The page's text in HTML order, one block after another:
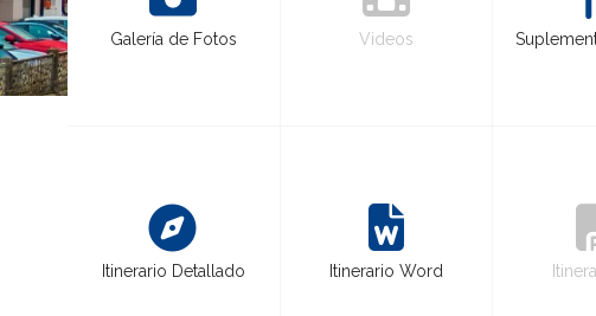
Galería de Fotos Videos
Itinerario Detallado Itinerario Word